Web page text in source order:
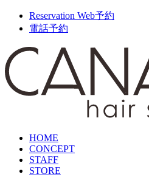
Reservation Web予約
電話予約
HOME
CONCEPT
STAFF
STORE